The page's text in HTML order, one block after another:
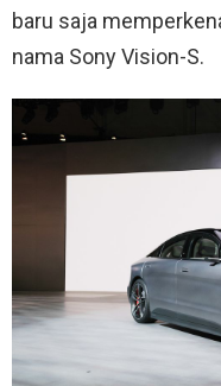
baru saja
nama Sony Vision-S.